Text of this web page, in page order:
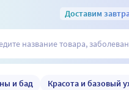
Доставим
и бад Красота и базовый